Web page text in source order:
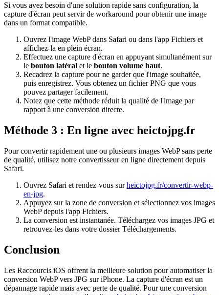
Si vous avez besoin d'une solution rapide sans configuration, la
capture d'écran peut servir de workaround pour obtenir une image
dans un format compatible.
Ouvrez l'image WebP dans Safari ou dans l'app Fichiers et
affichez-la en plein écran.
Effectuez une capture d'écran en appuyant simultanément sur
le bouton latéral et le bouton volume haut.
Recadrez la capture pour ne garder que l'image souhaitée,
puis enregistrez. Vous obtenez un fichier PNG que vous
pouvez partager facilement.
Notez que cette méthode réduit la qualité de l'image par
rapport à une conversion directe.
Méthode 3 : En ligne avec heictojpg.fr
Pour convertir rapidement une ou plusieurs images WebP sans perte
de qualité, utilisez notre convertisseur en ligne directement depuis
Safari.
Ouvrez Safari et rendez-vous sur heictojpg.fr/convertir-webp-
en-jpg.
Appuyez sur la zone de conversion et sélectionnez vos images
WebP depuis l'app Fichiers.
La conversion est instantanée. Téléchargez vos images JPG et
retrouvez-les dans votre dossier Téléchargements.
Conclusion
Les Raccourcis iOS offrent la meilleure solution pour automatiser la
conversion WebP vers JPG sur iPhone. La capture d'écran est un
dépannage rapide mais avec perte de qualité. Pour une conversion